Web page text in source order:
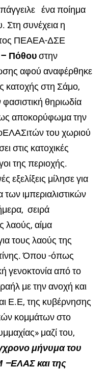
ένα ποίημα
Στη συνέχεια η
ΠΕΑΕΑ-ΔΣΕ
Πόθουστην
αφού αναφέρθηκε
κατοχής στη Σάμο,
θηριωδία
ως αποκορύφωμα την
του χωριού
στις κατοχικές
της περιοχής.
εξελίξεις μίλησε για
των ιμπεριαλιστικών
σειρά
λαούς, αίμα
τους λαούς της
Όπου -όπως
γενοκτονία από το
με την ανοχή και
Ε.Ε, της κυβέρνησης
κομμάτων στο
μαζί του,
μήνυμα του
και της